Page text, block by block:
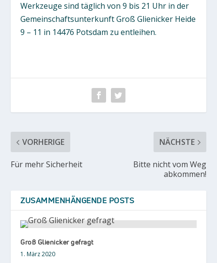
Werkzeuge sind täglich von 9 bis 21 Uhr in der
Gemeinschaftsunterkunft Groß Glienicker Heide
9 – 11 in 14476 Potsdam zu entleihen.
VORHERIGE
Für mehr Sicherheit
NÄCHSTE
Bitte nicht vom Weg
abkommen!
ZUSAMMENHÄNGENDE POSTS
Groß Glienicker gefragt
1. März 2020